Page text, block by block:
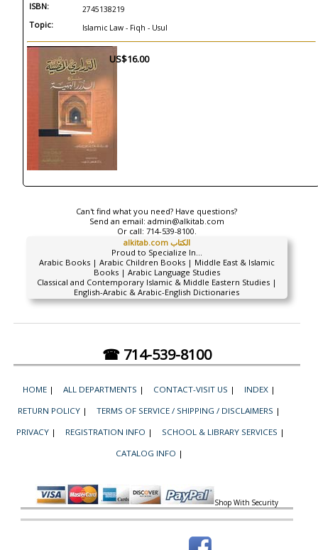
ISBN: 2745138219
Topic: Islamic Law - Fiqh - Usul
US$16.00
Can't find what you need? Have questions?
Send an email: admin@alkitab.com
Or call: 714-539-8100.
alkitab.com الكتاب
Proud to Specialize In...
Arabic Books | Arabic Children Books | Middle East & Islamic
Books | Arabic Language Studies
Classical and Contemporary Islamic & Middle Eastern Studies |
English-Arabic & Arabic-English Dictionaries
☎ 714-539-8100
HOME | ALL DEPARTMENTS | CONTACT-VISIT US | INDEX |
RETURN POLICY | TERMS OF SERVICE / SHIPPING / DISCLAIMERS |
PRIVACY | REGISTRATION INFO | SCHOOL & LIBRARY SERVICES |
CATALOG INFO |
Shop With Security